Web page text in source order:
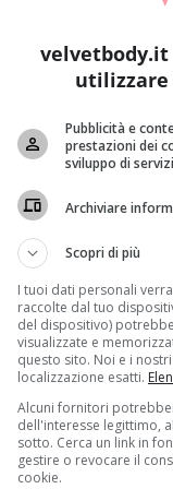
obiettivi e a
Per
alla sua
di illustrazioni da
PADDLING TRA
conosciuto la
veri antistress. “
dopo una
rende conto:
l’umore e di
Pubblicità e
prestazioni dei
sviluppo di servizi
Archiviare
Scopri di più
I tuoi dati personali
raccolte dal tuo
del dispositivo)
visualizzate e
questo sito. Noi e i
localizzazione esatti.
Alcuni fornitori
dell'interesse legittimo,
sotto. Cerca un link in
gestire o revocare il
cookie.